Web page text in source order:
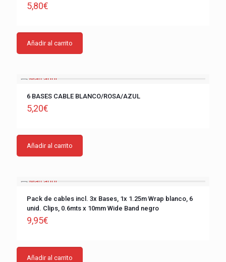
5,80€
Añadir al carrito
6 BASES CABLE BLANCO/ROSA/AZUL
5,20€
Añadir al carrito
Pack de cables incl. 3x Bases, 1x 1.25m Wrap blanco, 6
unid. Clips, 0.6mts x 10mm Wide Band negro
9,95€
Añadir al carrito